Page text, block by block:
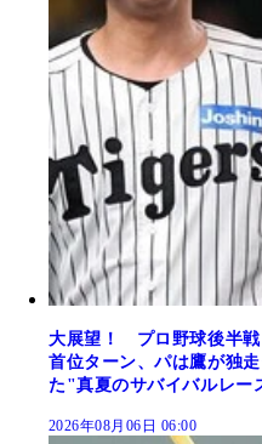
大展望！ プロ野球後半戦
首位ターン、パは鷹が独
た"真夏のサバイバルレー
2026年08月06日 06:00